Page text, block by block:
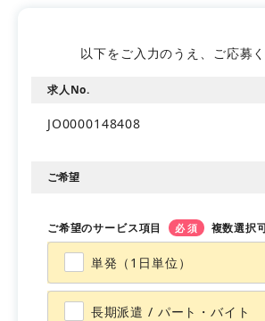
お役立ち情報
以下をご入力のうえ、ご応募く
求人No.
JO0000148408
ご希望
ご希望のサービス項目 必須 複数選択
単発（1日単位）
長期派遣 / パート・バイト